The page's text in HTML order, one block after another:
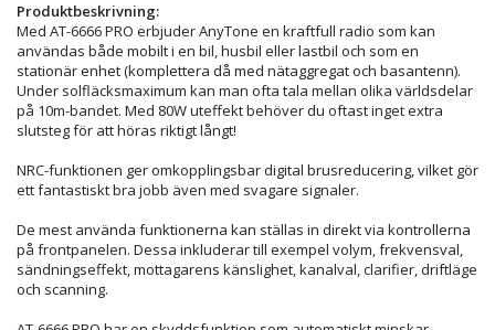
Produktbeskrivning:
Med AT-6666 PRO erbjuder AnyTone en kraftfull radio som kan
användas både mobilt i en bil, husbil eller lastbil och som en
stationär enhet (komplettera då med nätaggregat och basantenn).
Under solfläcksmaximum kan man ofta tala mellan olika världsdelar
på 10m-bandet. Med 80W uteffekt behöver du oftast inget extra
slutsteg för att höras riktigt långt!
NRC-funktionen ger omkopplingsbar digital brusreducering, vilket gör
ett fantastiskt bra jobb även med svagare signaler.
De mest använda funktionerna kan ställas in direkt via kontrollerna
på frontpanelen. Dessa inkluderar till exempel volym, frekvensval,
sändningseffekt, mottagarens känslighet, kanalval, clarifier, driftläge
och scanning.